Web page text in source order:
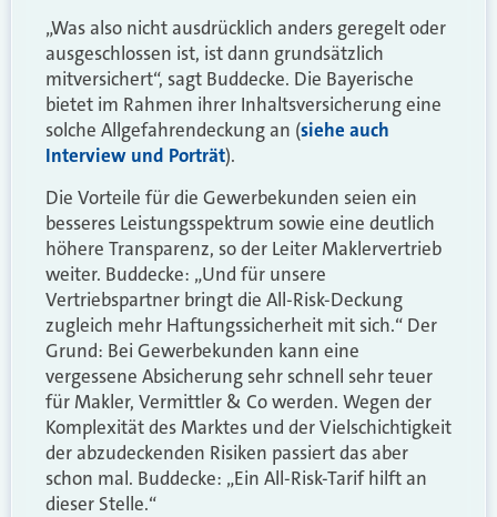
„Was also nicht ausdrücklich anders geregelt oder
ausgeschlossen ist, ist dann grundsätzlich
mitversichert“, sagt Buddecke. Die Bayerische
bietet im Rahmen ihrer Inhaltsversicherung eine
solche Allgefahrendeckung an (siehe auch
Interview und Porträt).
Die Vorteile für die Gewerbekunden seien ein
besseres Leistungsspektrum sowie eine deutlich
höhere Transparenz, so der Leiter Maklervertrieb
weiter. Buddecke: „Und für unsere
Vertriebspartner bringt die All-Risk-Deckung
zugleich mehr Haftungssicherheit mit sich.“ Der
Grund: Bei Gewerbekunden kann eine
vergessene Absicherung sehr schnell sehr teuer
für Makler, Vermittler & Co werden. Wegen der
Komplexität des Marktes und der Vielschichtigkeit
der abzudeckenden Risiken passiert das aber
schon mal. Buddecke: „Ein All-Risk-Tarif hilft an
dieser Stelle.“